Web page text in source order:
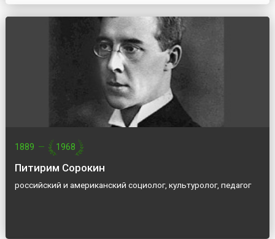
1889 — 1968
Питирим Сорокин
российский и американский социолог, культуролог, педагог